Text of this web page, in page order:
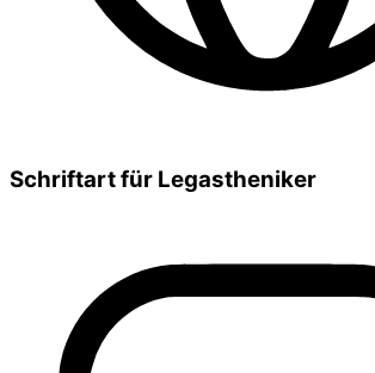
Schriftart für Legastheniker